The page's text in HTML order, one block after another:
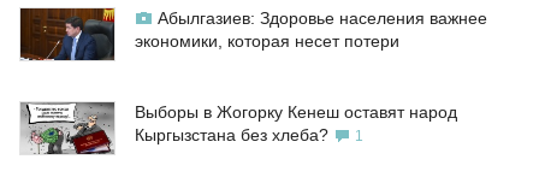
Абылгазиев: Здоровье населения важнее
экономики, которая несет потери
Выборы в Жогорку Кенеш оставят народ
Кыргызстана без хлеба?
1